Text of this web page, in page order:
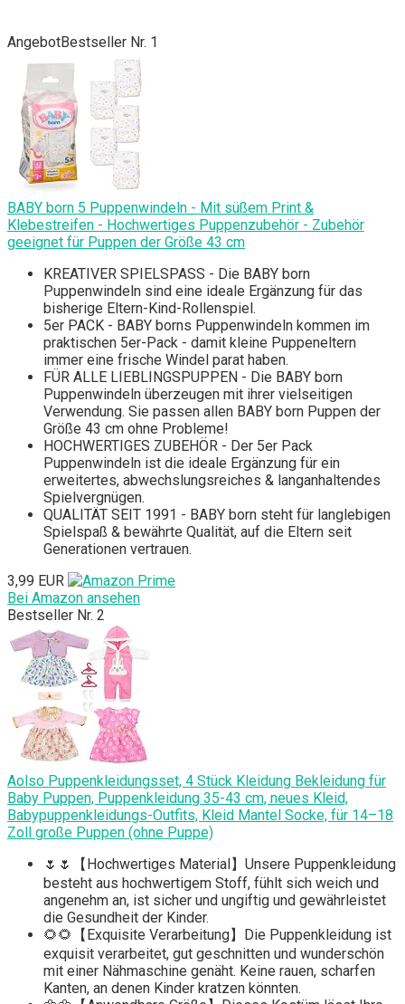
AngebotBestseller Nr. 1
BABY born 5 Puppenwindeln - Mit süßem Print &
Klebestreifen - Hochwertiges Puppenzubehör - Zubehör
geeignet für Puppen der Größe 43 cm
KREATIVER SPIELSPASS - Die BABY born
Puppenwindeln sind eine ideale Ergänzung für das
bisherige Eltern-Kind-Rollenspiel.
5er PACK - BABY borns Puppenwindeln kommen im
praktischen 5er-Pack - damit kleine Puppeneltern
immer eine frische Windel parat haben.
FÜR ALLE LIEBLINGSPUPPEN - Die BABY born
Puppenwindeln überzeugen mit ihrer vielseitigen
Verwendung. Sie passen allen BABY born Puppen der
Größe 43 cm ohne Probleme!
HOCHWERTIGES ZUBEHÖR - Der 5er Pack
Puppenwindeln ist die ideale Ergänzung für ein
erweitertes, abwechslungsreiches & langanhaltendes
Spielvergnügen.
QUALITÄT SEIT 1991 - BABY born steht für langlebigen
Spielspaß & bewährte Qualität, auf die Eltern seit
Generationen vertrauen.
3,99 EUR
Bei Amazon ansehen
Bestseller Nr. 2
Aolso Puppenkleidungsset, 4 Stück Kleidung Bekleidung für
Baby Puppen, Puppenkleidung 35-43 cm, neues Kleid,
Babypuppenkleidungs-Outfits, Kleid Mantel Socke, für 14–18
Zoll große Puppen (ohne Puppe)
🌷🌷【Hochwertiges Material】Unsere Puppenkleidung
besteht aus hochwertigem Stoff, fühlt sich weich und
angenehm an, ist sicher und ungiftig und gewährleistet
die Gesundheit der Kinder.
🌻🌻【Exquisite Verarbeitung】Die Puppenkleidung ist
exquisit verarbeitet, gut geschnitten und wunderschön
mit einer Nähmaschine genäht. Keine rauen, scharfen
Kanten, an denen Kinder kratzen könnten.